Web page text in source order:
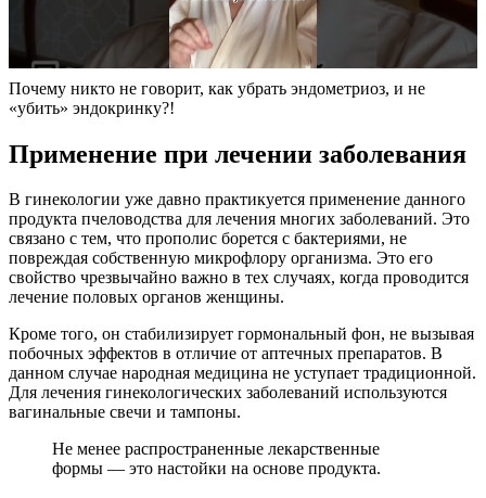
Почему никто не говорит, как убрать эндометриоз, и не
«убить» эндокринку?!
Применение при лечении заболевания
В гинекологии уже давно практикуется применение данного
продукта пчеловодства для лечения многих заболеваний. Это
связано с тем, что прополис борется с бактериями, не
повреждая собственную микрофлору организма. Это его
свойство чрезвычайно важно в тех случаях, когда проводится
лечение половых органов женщины.
Кроме того, он стабилизирует гормональный фон, не вызывая
побочных эффектов в отличие от аптечных препаратов. В
данном случае народная медицина не уступает традиционной.
Для лечения гинекологических заболеваний используются
вагинальные свечи и тампоны.
Не менее распространенные лекарственные
формы — это настойки на основе продукта.